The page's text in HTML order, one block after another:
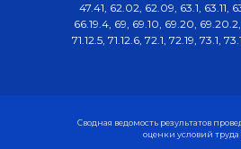
47.41, 62.02, 62.09, 63.1, 63.11,
66.19.4, 69, 69.10, 69.20, 69.20.2,
71.12.5, 71.12.6, 72.1, 72.19, 73.1,
Сводная ведомость результатов
оценки условий труда